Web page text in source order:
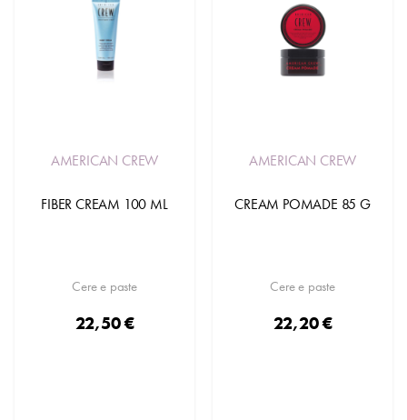
AMERICAN CREW
FIBER CREAM 100 ML
Cere e paste
22,50 €
AMERICAN CREW
CREAM POMADE 85 G
Cere e paste
22,20 €